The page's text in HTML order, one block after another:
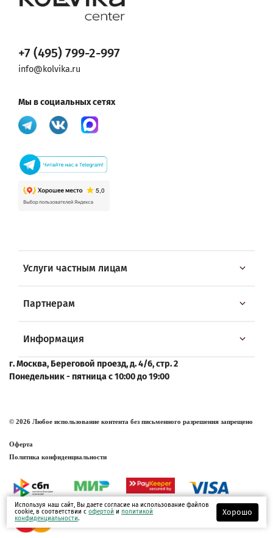
Услуги частным лицам
Партнерам
Информация
+7 (495) 799-2-997
info@kolvika.ru
Мы в социальных сетях
г. Москва, Береговой проезд, д. 4/6, стр. 2
Понедельник - пятница с 10:00 до 19:00
© 2026 Любое использование контента без письменного разрешения запрещено
Оферта
Политика конфиденциальности
Используя наш сайт, Вы даете согласие на использование файлов
cookie, в соответствии софертой и политикой
конфиденциальности.
Хорошо